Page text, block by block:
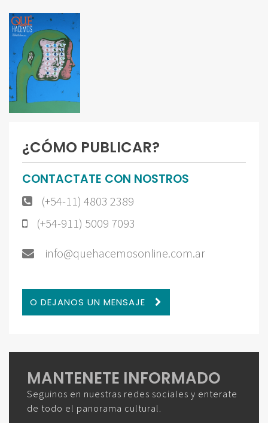
¿CÓMO PUBLICAR?
CONTACTATE CON NOSTROS
(+54-11) 4803 2389
(+54-911) 5009 7093
info@quehacemosonline.com.ar
O DEJANOS UN MENSAJE
MANTENETE INFORMADO
Seguinos en nuestras redes sociales y enterate
de todo el panorama cultural.